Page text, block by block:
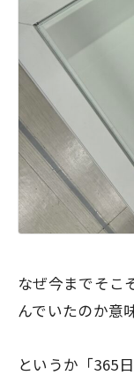
なぜ今までそこ
んでいたのか意
というか「365